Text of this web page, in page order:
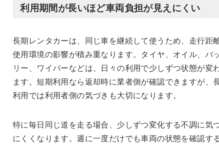
利用期間が長いほど車両負担が見えにくい
長期レンタカーは、同じ車を継続して使うため、走行距
使用環境の影響が積み重なります。タイヤ、オイル、バ
リー、ワイパーなどは、日々の利用で少しずつ状態が変
ます。短期利用なら返却時に業者側が確認できますが、
利用では利用者側の気づきも大切になります。
特に毎日同じ道を走る場合、少しずつ変化する不調に気
にくくなります。週に一度だけでも車両の状態を確認す